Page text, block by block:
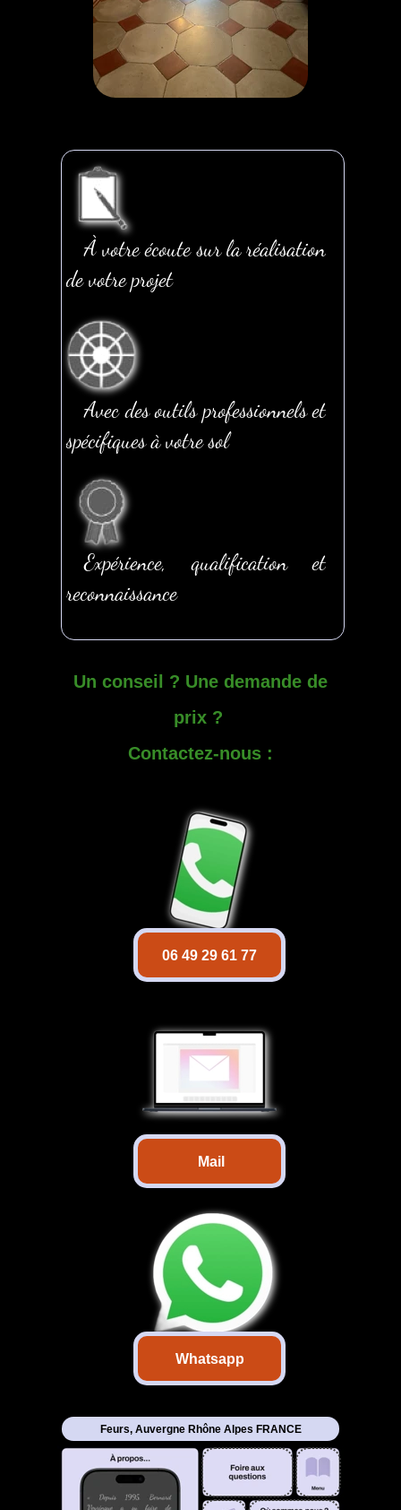
À votre écoute sur la réalisation
de votre projet
Avec des outils professionnels et
spécifiques à votre sol
Expérience, qualification et
reconnaissance
Un conseil ? Une demande de
prix ?
Contactez-nous :
06 49 29 61 77
Mail
Whatsapp
Feurs, Auvergne Rhône Alpes FRANCE